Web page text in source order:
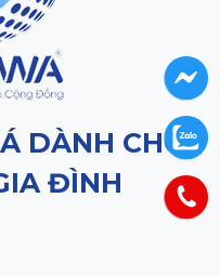
DÀNH CHO
ĐÌNH